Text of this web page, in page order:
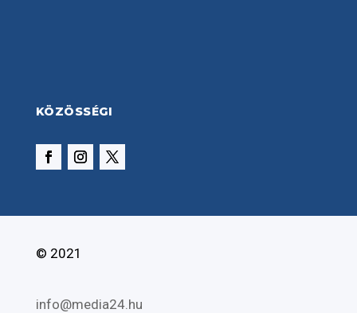
KÖZÖSSÉGI
© 2021
info@media24.hu